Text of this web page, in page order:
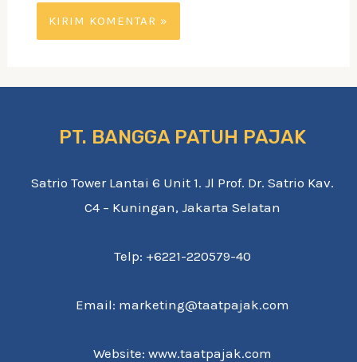
PT. BANGGA PATUH PAJAK
Satrio Tower Lantai 6 Unit 1. Jl Prof. Dr. Satrio Kav.
C4 – Kuningan, Jakarta Selatan
Telp: +6221-220579-40
Email: marketing@taatpajak.com
Website: www.taatpajak.com